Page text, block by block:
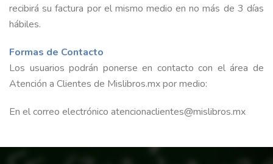
recibirá su factura por el mismo medio en no más de 3 días
hábiles.
Formas de Contacto
Los usuarios podrán ponerse en contacto con el área de
Atención a Clientes de Mislibros.mx por medio:
En el correo electrónico atencionaclientes@mislibros.mx